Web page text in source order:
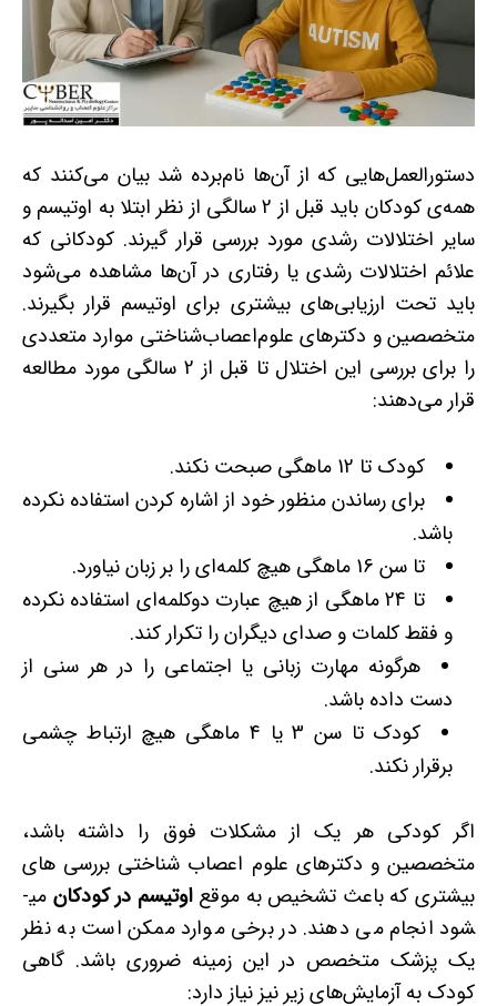
دستورالعمل‌هایی که از آن‌ها نام‌برده شد بیان می‌کنند که
همه‌ی کودکان باید قبل از 2 سالگی از نظر ابتلا به اوتیسم و
سایر اختلالات رشدی مورد بررسی قرار گیرند. کودکانی که
علائم اختلالات رشدی یا رفتاری در آن‌ها مشاهده می‌شود
باید تحت ارزیابی‌های بیشتری برای اوتیسم قرار بگیرند.
متخصصین و دکترهای علوم‌اعصاب‌شناختی موارد متعددی
را برای بررسی این اختلال تا قبل از 2 سالگی مورد مطالعه
قرار می‌دهند:
کودک تا 12 ماهگی صبحت نکند.
برای رساندن منظور خود از اشاره کردن استفاده نکرده
باشد.
تا سن 16 ماهگی هیچ کلمه‌ای را بر زبان نیاورد.
تا 24 ماهگی از هیچ عبارت دوکلمه‌ای استفاده نکرده
و فقط کلمات و صدای دیگران را تکرار کند.
هرگونه مهارت زبانی یا اجتماعی را در هر سنی از
دست داده باشد.
کودک تا سن 3 یا 4 ماهگی هیچ ارتباط چشمی
برقرار نکند.
اگر کودکی هر یک از مشکلات فوق را داشته باشد،
متخصصین و دکترهای علوم اعصاب شناختی بررسی­ های
بیشتری که باعث تشخیص به موقعاوتیسم در کودکانمی­
شود انجام می­ دهند. در برخی موارد ممکن است به نظر
یک پزشک متخصص در این زمینه ضروری باشد. گاهی
کودک به آزمایش‌های زیر نیز نیاز دارد: